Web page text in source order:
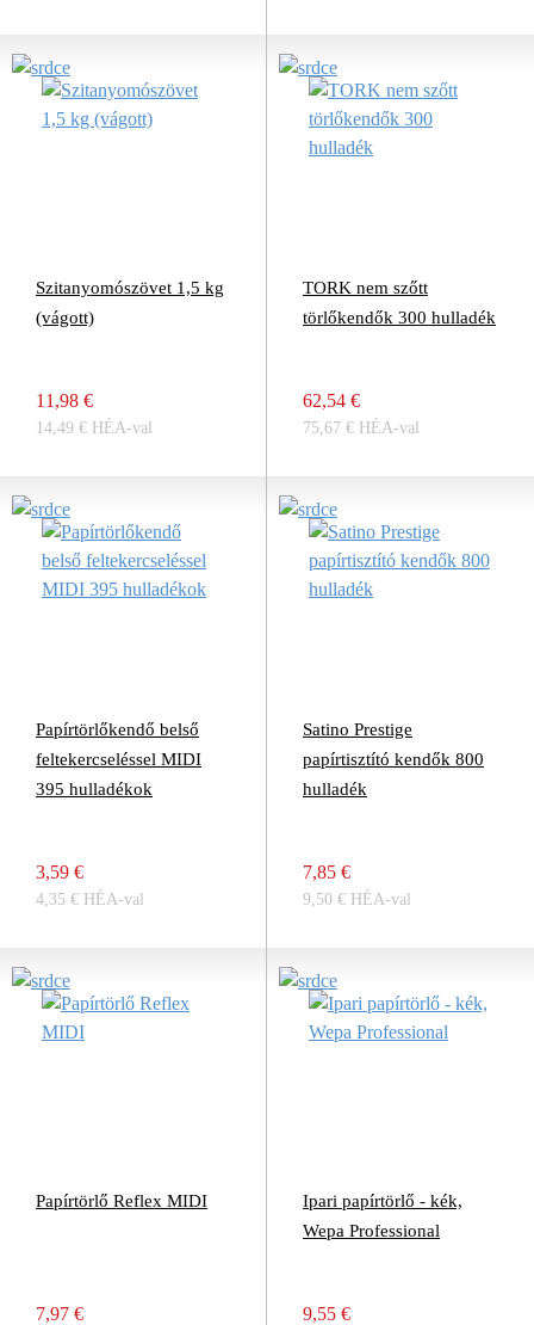
Szitanyomószövet 1,5 kg
(vágott)
11,98 €
14,49 € HÉA-val
TORK nem szőtt
törlőkendők 300 hulladék
62,54 €
75,67 € HÉA-val
Papírtörlőkendő belső
feltekercseléssel MIDI
395 hulladékok
3,59 €
4,35 € HÉA-val
Satino Prestige
papírtisztító kendők 800
hulladék
7,85 €
9,50 € HÉA-val
Papírtörlő Reflex MIDI
7,97 €
Ipari papírtörlő - kék,
Wepa Professional
9,55 €